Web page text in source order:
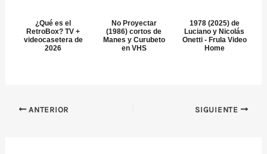
¿Qué es el
RetroBox? TV +
videocasetera de
2026
No Proyectar
(1986) cortos de
Manes y Curubeto
en VHS
1978 (2025) de
Luciano y Nicolás
Onetti - Frula Video
Home
ANTERIOR SIGUIENTE